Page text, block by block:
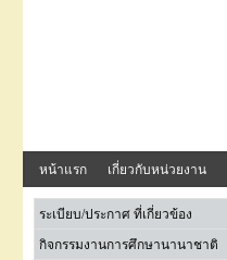
หน้าแรก เกี่ยวกับหน่วยงาน
ระเบียบ/ประกาศ ที่เกี่ยวข้อง
กิจกรรมงานการศึกษานานาชาติ